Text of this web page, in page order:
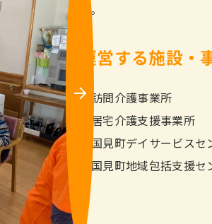
Ne
xt
す。
運営する施設・
訪問介護事業所
居宅介護支援事業所
国見町デイサービスセ
国見町地域包括支援セ